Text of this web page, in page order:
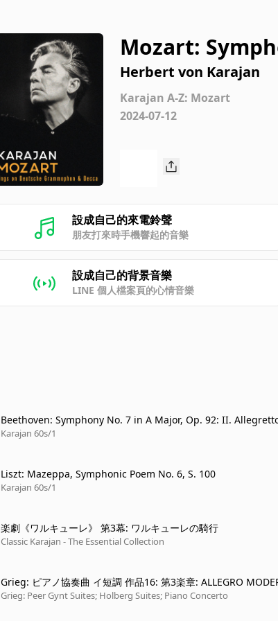
Mozart:
z": I. Adagio –
Herbert von Karajan
Karajan A-Z: Mozart
2024-07-12
設成自己的來電鈴聲
朋友打來時手機響起的音樂
設成自己的背景音樂
LINE 個人檔案頁的心情音樂
Beethoven: Symphony No. 7 in A Major, Op. 92: II.
Karajan 60s/1
Liszt: Mazeppa, Symphonic Poem No. 6, S. 100
Karajan 60s/1
楽劇《ワルキューレ》 第3幕: ワルキューレの騎行
Classic Karajan - The Essential Collection
Grieg: ピアノ協奏曲 イ短調 作品16: 第3楽章: ALLEGRO
TO - QUASI PRESTO -
Grieg: Peer Gynt Suites; Holberg Suites; Piano Concerto